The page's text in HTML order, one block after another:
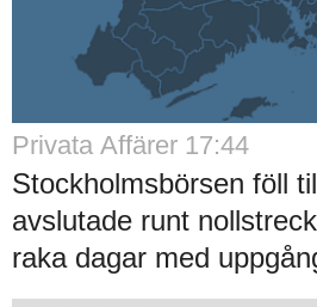
Privata Affärer 17:44
Stockholmsbörsen föll
avslutade runt
raka dagar med